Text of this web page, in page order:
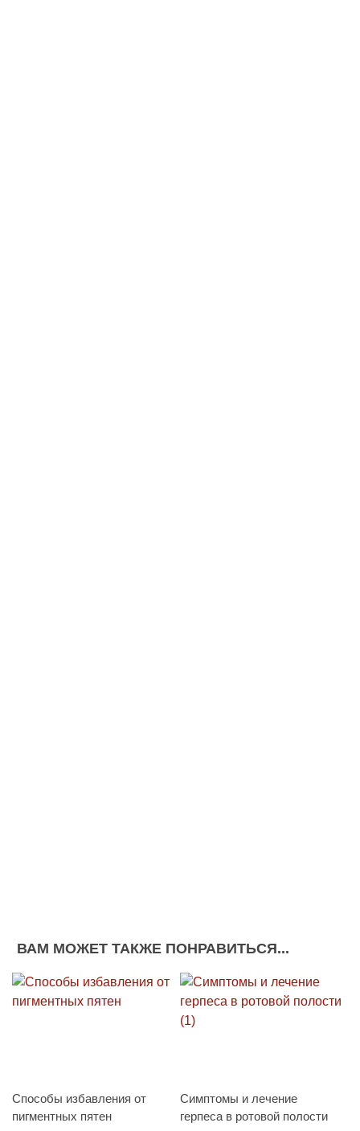
ВАМ МОЖЕТ ТАКЖЕ ПОНРАВИТЬСЯ...
Способы избавления от
пигментных пятен
Симптомы и лечение
герпеса в ротовой полости